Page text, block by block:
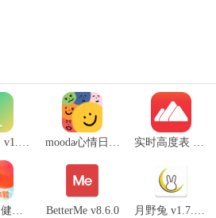
咔咔来了 v1.0.7 mooda心情日记 v26.04 实时高度表 v2.1.1
乐刻运动健身 v4.3.0 BetterMe v8.6.0 月野兔 v1.7.680